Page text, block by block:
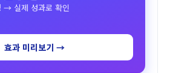
→ 실제 성과로 확인
효과 미리보기 →